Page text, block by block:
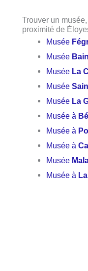
Trouver un
proximité de
Musée
Musée
Musée La
Musée
Musée La
Musée à
Musée à
Musée à
Musée
Musée à